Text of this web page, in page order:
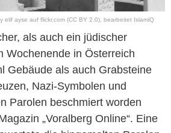
elif ayse auf flickr.com (CC BY 2.0) , bearbeitet IslamiQ
als auch ein jüdischer
Wochenende in Österreich
Gebäude als auch Grabsteine
Nazi-Symbolen und
Parolen beschmiert worden
„Voralberg Online“. Eine